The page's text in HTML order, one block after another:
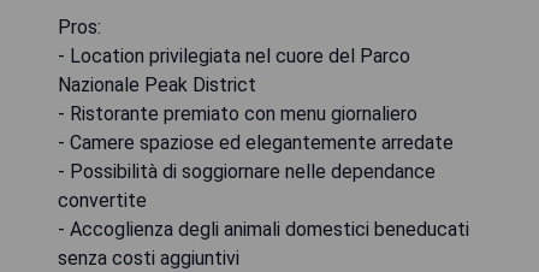
Pros:
- Location privilegiata nel cuore del Parco
Nazionale Peak District
- Ristorante premiato con menu giornaliero
- Camere spaziose ed elegantemente arredate
- Possibilità di soggiornare nelle dependance
convertite
- Accoglienza degli animali domestici beneducati
senza costi aggiuntivi